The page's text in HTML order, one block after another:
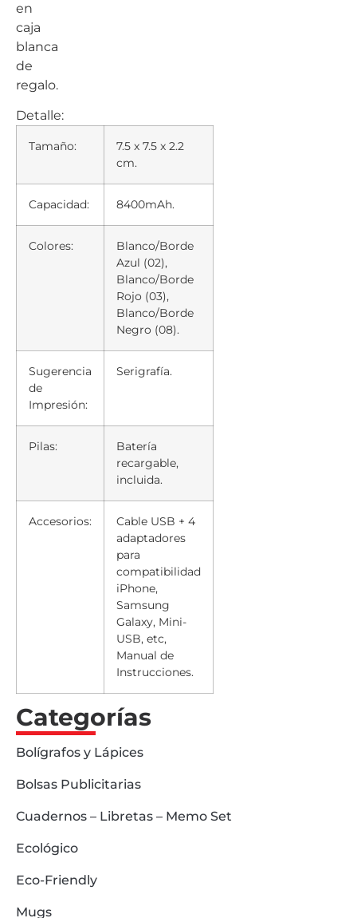
en
caja
blanca
de
regalo.
Detalle:
Tamaño:
7.5 x 7.5 x 2.2
cm.
Capacidad: 8400mAh.
Colores:
Blanco/Borde
Azul (02),
Blanco/Borde
Rojo (03),
Blanco/Borde
Negro (08).
Sugerencia
de
Impresión:
Serigrafía.
Pilas:
Batería
recargable,
incluida.
Accesorios:
Cable USB + 4
adaptadores
para
compatibilidad
iPhone,
Samsung
Galaxy, Mini-
USB, etc,
Manual de
Instrucciones.
Categorías
Bolígrafos y Lápices
Bolsas Publicitarias
Cuadernos – Libretas – Memo Set
Ecológico
Eco-Friendly
Mugs